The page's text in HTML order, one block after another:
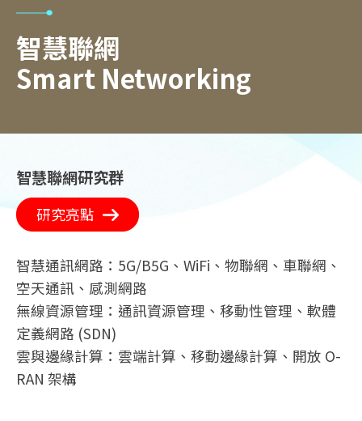
智慧聯網
Smart Networking
智慧聯網研究群
研究亮點
智慧通訊網路：5G/B5G、WiFi、物聯網、車聯網、
空天通訊、感測網路
無線資源管理：通訊資源管理、移動性管理、軟體
定義網路 (SDN)
雲與邊緣計算：雲端計算、移動邊緣計算、開放 O-
RAN 架構